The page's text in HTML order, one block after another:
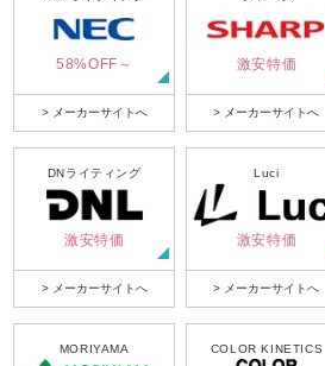
58%OFF～
> メーカーサイトへ
激安特価
> メーカーサイトへ
DNライティング
激安特価
> メーカーサイトへ
Luci
激安特価
> メーカーサイトへ
MORIYAMA COLOR KINETICS